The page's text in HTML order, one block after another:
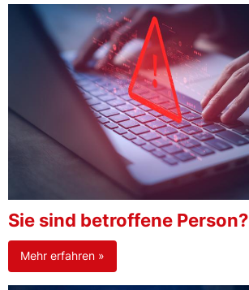
Sie sind betroffene Person?
Mehr erfahren »